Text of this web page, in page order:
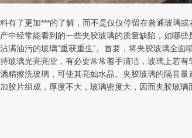
有了更加***的了解，而不是仅仅停留在普通玻璃
中经常能看到的一些夹胶玻璃的质量缺陷，如哪些
满油污的玻璃“重获重生”。首要，将夹胶玻璃全
玻璃光亮亮堂，有必要常常着手清洁，玻璃上若
精擦洗玻璃，可使其亮如水晶。夹胶玻璃的隔音
胶片组成，厚度不大，玻璃密度大，因而夹胶玻璃